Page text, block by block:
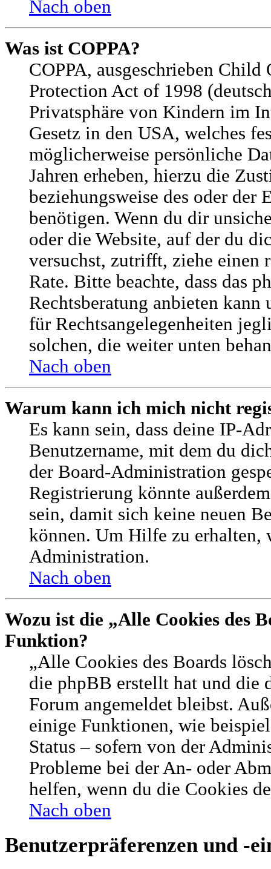
Nach oben
Was ist COPPA?
COPPA, ausgeschrieben
Protection Act of 1998
Privatsphäre von Kindern im
Gesetz in den USA, welches
möglicherweise persönliche
Jahren erheben, hierzu die
beziehungsweise des oder der
benötigen. Wenn du dir
oder die Website, auf der du
versuchst, zutrifft, ziehe einen
Rate. Bitte beachte, dass das
Rechtsberatung anbieten
für Rechtsangelegenheiten
solchen, die weiter unten
Nach oben
Warum kann ich mich nicht
Es kann sein, dass deine IP-
Benutzername, mit dem du
der Board-Administration
Registrierung könnte
sein, damit sich keine neuen
können. Um Hilfe zu erhalten,
Administration.
Nach oben
Wozu ist die „Alle Cookies des
Funktion?
„Alle Cookies des Boards
die phpBB erstellt hat und die
Forum angemeldet bleibst.
einige Funktionen, wie
Status – sofern von der
Probleme bei der An- oder
helfen, wenn du die Cookies
Nach oben
Benutzerpräferenzen und -